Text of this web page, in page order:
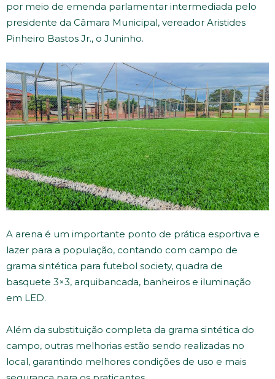
por meio de emenda parlamentar intermediada pelo
presidente da Câmara Municipal, vereador Aristides
Pinheiro Bastos Jr., o Juninho.
A arena é um importante ponto de prática esportiva e
lazer para a população, contando com campo de
grama sintética para futebol society, quadra de
basquete 3×3, arquibancada, banheiros e iluminação
em LED.
Além da substituição completa da grama sintética do
campo, outras melhorias estão sendo realizadas no
local, garantindo melhores condições de uso e mais